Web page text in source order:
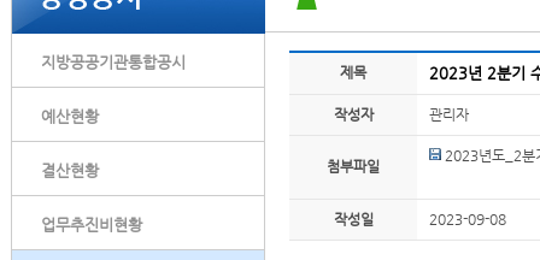
지방공공기관통합공시
예산현황
결산현황
업무추진비현황
제목 2023년 2분기
작성자 관리자
첨부파일
2023년도_2분
작성일 2023-09-08